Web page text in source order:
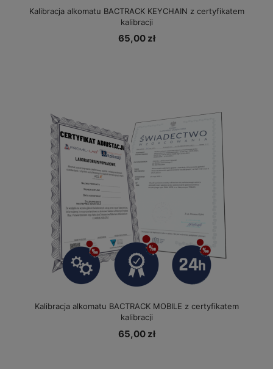
Kalibracja alkomatu BACTRACK KEYCHAIN z certyfikatem
kalibracji
65,00 zł
Kalibracja alkomatu BACTRACK MOBILE z certyfikatem
kalibracji
65,00 zł